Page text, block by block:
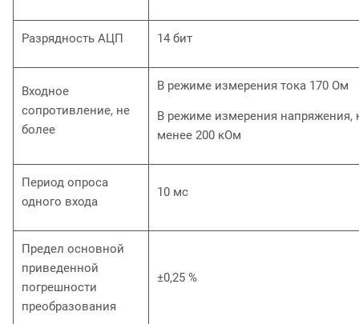
Разрядность АЦП 14 бит
Входное
сопротивление, не
более
В режиме измерения тока 170 Ом
В режиме измерения напряжения,
менее 200 кОм
Период опроса
одного входа
10 мс
Предел основной
приведенной
погрешности
преобразования
±0,25 %